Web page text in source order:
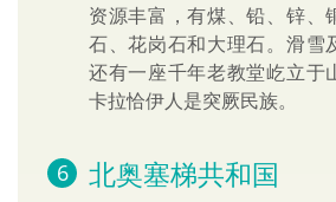
资源丰富，有煤、铅、锌、
石、花岗石和大理石。滑雪
还有一座千年老教堂屹立于
卡拉恰伊人是突厥民族。
北奥塞梯共和国